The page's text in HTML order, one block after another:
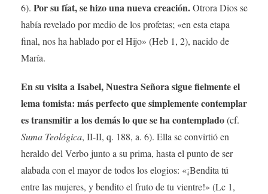
6). Por su fíat, se hizo una nueva creación.Otrora Dios se
había revelado por medio de los profetas; «en esta etapa
final, nos ha hablado por el Hijo» (Heb 1, 2), nacido de
María.
En su visita a Isabel, Nuestra Señora sigue fielmente el
lema tomista: más perfecto que simplemente contemplar
es transmitir a los demás lo que se ha contemplado(cf.
Suma Teológica, II-II, q. 188, a. 6). Ella se convirtió en
heraldo del Verbo junto a su prima, hasta el punto de ser
alabada con el mayor de todos los elogios: «¡Bendita tú
entre las mujeres, y bendito el fruto de tu vientre!» (Lc 1,